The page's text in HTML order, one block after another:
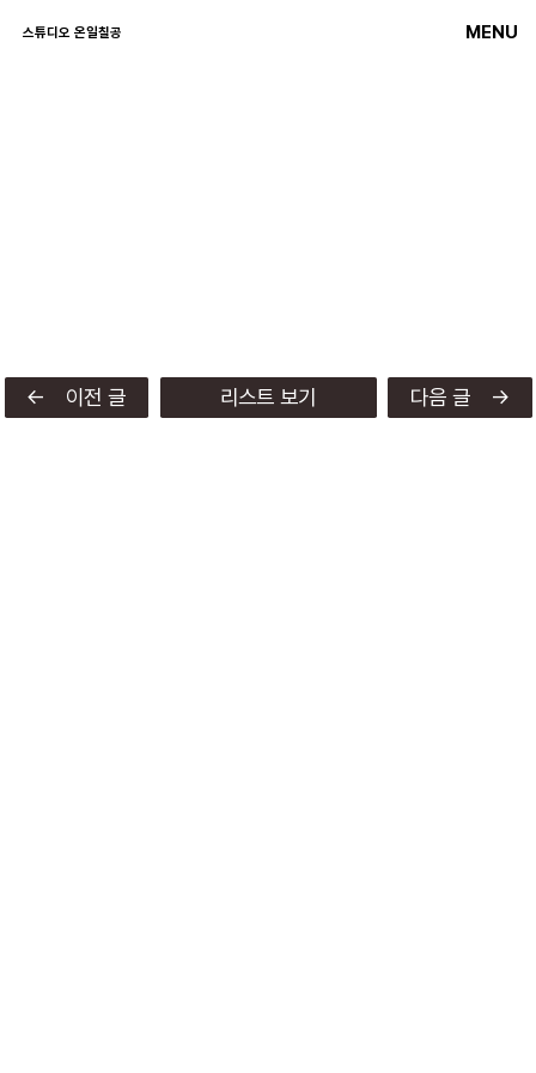
스튜디오 온일칠공 MENU
← 이전 글 리스트 보기 다음 글 →